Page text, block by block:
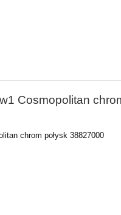
Cosmopolitan
chrom połysk 38827000